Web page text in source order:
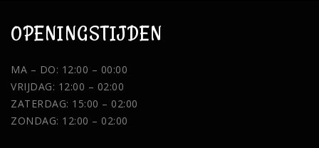
OPENINGSTIJDEN
MA – DO: 12:00 – 00:00
VRIJDAG: 12:00 – 02:00
ZATERDAG: 15:00 – 02:00
ZONDAG: 12:00 – 02:00